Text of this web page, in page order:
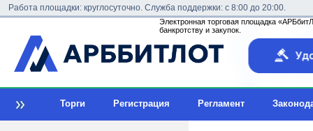
Работа площадки: круглосуточно. Служба поддержки: с 8:00 до 20:00.
Электронная торговая площадка
банкротству и закупок.
Торги Регистрация Регламент